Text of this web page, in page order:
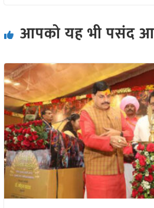
आपको यह भी पसंद